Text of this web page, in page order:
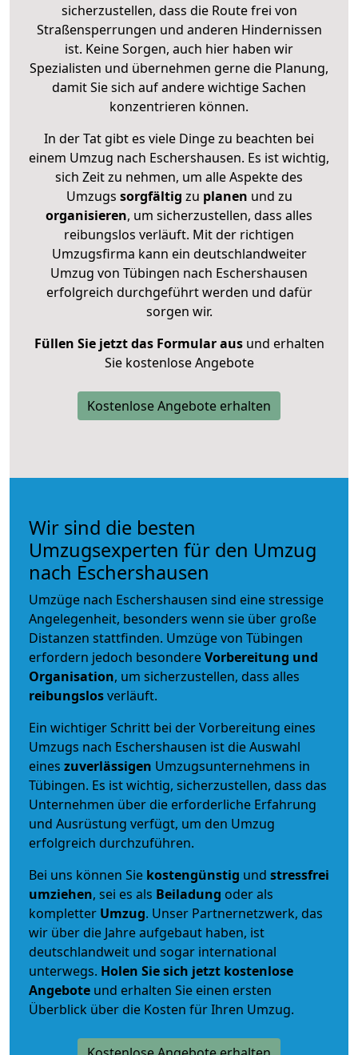
sicherzustellen, dass die Route frei von
Straßensperrungen und anderen Hindernissen
ist. Keine Sorgen, auch hier haben wir
Spezialisten und übernehmen gerne die Planung,
damit Sie sich auf andere wichtige Sachen
konzentrieren können.
In der Tat gibt es viele Dinge zu beachten bei
einem Umzug nach Eschershausen. Es ist wichtig,
sich Zeit zu nehmen, um alle Aspekte des
Umzugs sorgfältig zu planen und zu
organisieren, um sicherzustellen, dass alles
reibungslos verläuft. Mit der richtigen
Umzugsfirma kann ein deutschlandweiter
Umzug von Tübingen nach Eschershausen
erfolgreich durchgeführt werden und dafür
sorgen wir.
Füllen Sie jetzt das Formular ausund erhalten
Sie kostenlose Angebote
Kostenlose Angebote erhalten
Wir sind die besten
Umzugsexperten für den Umzug
nach Eschershausen
Umzüge nach Eschershausen sind eine stressige
Angelegenheit, besonders wenn sie über große
Distanzen stattfinden. Umzüge von Tübingen
erfordern jedoch besondereVorbereitung und
Organisation, um sicherzustellen, dass alles
reibungslosverläuft.
Ein wichtiger Schritt bei der Vorbereitung eines
Umzugs nach Eschershausen ist die Auswahl
eines zuverlässigen Umzugsunternehmens in
Tübingen. Es ist wichtig, sicherzustellen, dass das
Unternehmen über die erforderliche Erfahrung
und Ausrüstung verfügt, um den Umzug
erfolgreich durchzuführen.
Bei uns können Sie kostengünstig und stressfrei
umziehen, sei es als Beiladung oder als
kompletter Umzug. Unser Partnernetzwerk, das
wir über die Jahre aufgebaut haben, ist
deutschlandweit und sogar international
unterwegs. Holen Sie sich jetzt kostenlose
Angebote und erhalten Sie einen ersten
Überblick über die Kosten für Ihren Umzug.